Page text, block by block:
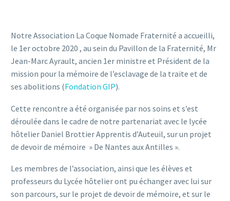
Notre Association La Coque Nomade Fraternité a accueilli,
le 1er octobre 2020 , au sein du Pavillon de la Fraternité, Mr
Jean-Marc Ayrault, ancien 1er ministre et Président de la
mission pour la mémoire de l’esclavage de la traite et de
ses abolitions (Fondation GIP).
Cette rencontre a été organisée par nos soins et s’est
déroulée dans le cadre de notre partenariat avec le lycée
hôtelier Daniel Brottier Apprentis d’Auteuil, sur un projet
de devoir de mémoire » De Nantes auxAntilles ».
Les membres de l’association, ainsi que les élèves et
professeurs du Lycée hôtelier ont pu échanger avec lui sur
son parcours, sur le projet de devoir de mémoire, et sur le